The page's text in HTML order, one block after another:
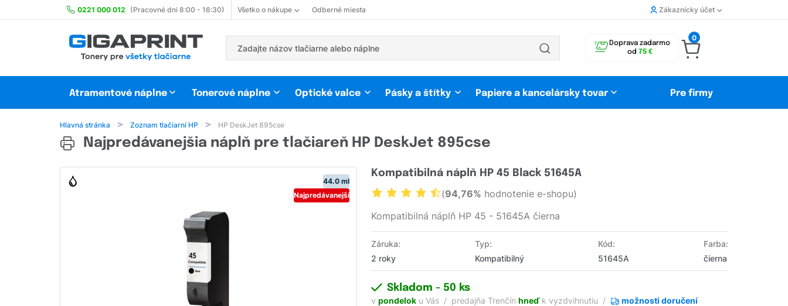
0221 000 012 (Pracovné dni 8:00 - 16:30) Všetko o nákupe Odberné miesta Zákaznícky účet
Doprava zadarmo
od 75 €
0
Atramentové náplne Tonerové náplne Optické valce Pásky a štítky Papiere a kancelársky tovar Pre firmy
Hlavná stránka Zoznam tlačiarní HP HP DeskJet 895cse
Najpredávanejšia náplň pre tlačiareň HP DeskJet 895cse
44.0 ml
Najpredávanejší
Kompatibilná náplň HP 45 Black 51645A
(94,76% hodnotenie e-shopu)
Kompatibilná náplň HP 45 - 51645A čierna
Záruka:
2 roky
Typ:
Kompatibilný
Kód:
51645A
Farba:
čierna
Skladom- 50 ks
vpondelok u Vás predajňa Trenčínhneďk vyzdvihnutiu možnosti doručení